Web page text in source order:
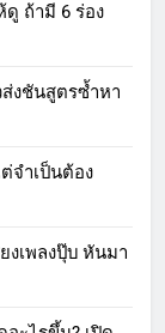
ถ้ามี 6 ร่อง
งชันสูตรซ้ำหา
จำเป็นต้อง
งเพลงปุ๊บ หันมา